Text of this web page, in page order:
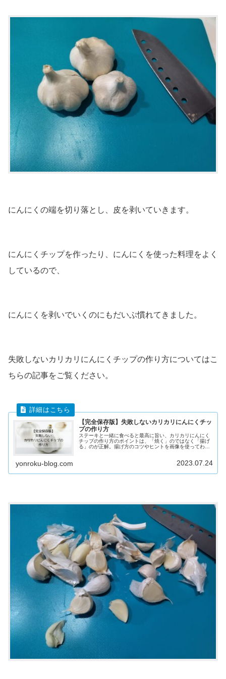
にんにくの端を切り落とし、皮を剥いていきます。
にんにくチップを作ったり、にんにくを使った料理をよく
しているので、
にんにくを剥いでいくのにもだいぶ慣れてきました。
失敗しないカリカリにんにくチップの作り方についてはこ
ちらの記事をご覧ください。
【完全保存版】失敗しないカリカリにんにくチッ
プの作り方
ステーキと一緒に食べると最高に旨い、カリカリにんにく
チップの作り方のポイントは、「焼く」のではなく「揚げ
る」のが正解。揚げ方のコツやヒントを画像を使ってわか
yonroku-blog.com 2023.07.24